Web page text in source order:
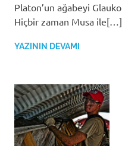
Platon’un ağabeyi
Hiçbir zaman Musa ile[…]
YAZININ DEVAMI